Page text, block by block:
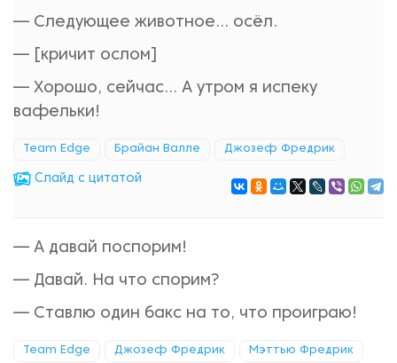
— Следующее животное... осёл.
— [кричит ослом]
— Хорошо, сейчас... А утром я испеку
вафельки!
Team Edge Брайан Валле Джозеф Фредрик
Cлайд с цитатой
— А давай поспорим!
— Давай. На что спорим?
— Ставлю один бакс на то, что проиграю!
Team Edge Джозеф Фредрик Мэттью Фредрик